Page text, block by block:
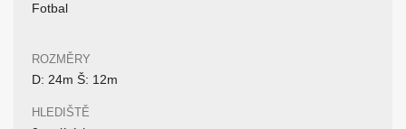
Fotbal
ROZMĚRY
D: 24m Š: 12m
HLEDIŠTĚ